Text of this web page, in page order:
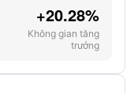
+20.28%
Không gian tăng
trưởng